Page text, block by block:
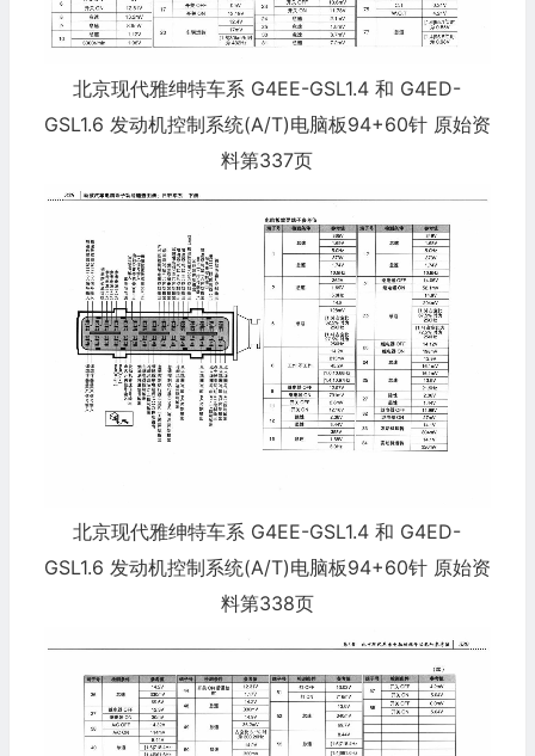
北京现代雅绅特车系 G4EE-GSL1.4 和 G4ED-
GSL1.6 发动机控制系统(A/T)电脑板94+60针 原始资
料第337页
北京现代雅绅特车系 G4EE-GSL1.4 和 G4ED-
GSL1.6 发动机控制系统(A/T)电脑板94+60针 原始资
料第338页